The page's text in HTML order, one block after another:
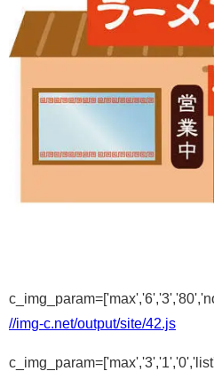
//img-c.net/output/site/42.js